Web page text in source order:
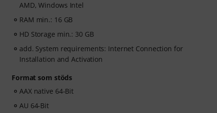
AMD, Windows Intel
RAM min.: 16 GB
HD Storage min.: 30 GB
add. System requirements: Internet Connection for
Installation and Activation
Format som stöds
AAX native 64-Bit
AU 64-Bit